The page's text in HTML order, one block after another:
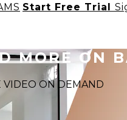
Start Free Trial
MORE ON
ON DEMAND